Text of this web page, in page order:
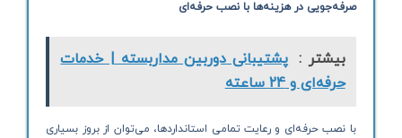
صرفه‌جویی در هزینه‌ها با نصب حرفه‌ای
بیشتر : پشتیبانی دوربین مداربسته | خدمات
حرفه‌ای و 24 ساعته
با نصب حرفه‌ای و رعایت تمامی استانداردها، می‌توان از بروز بسیاری